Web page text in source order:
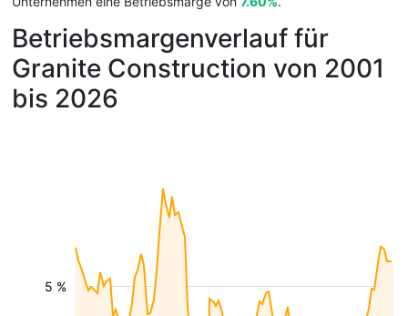
Betriebsmargenverlauf für
Granite Construction von 2001
bis 2026
5 %